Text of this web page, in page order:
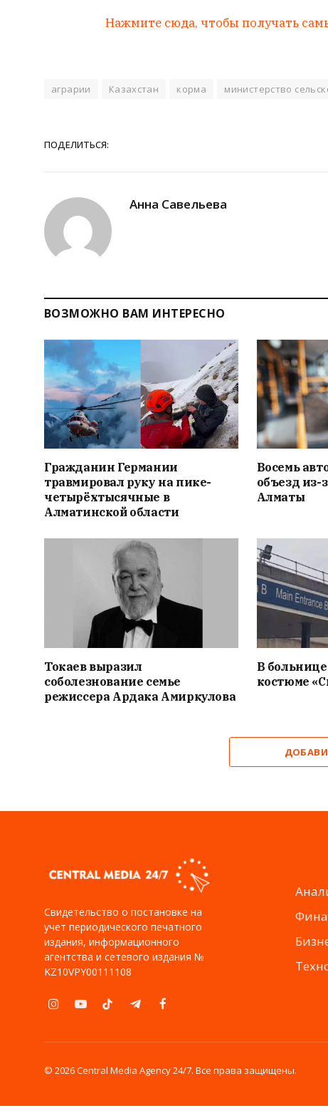
Нажмите сюда, чтобы получать
аграрии Казахстан корма министерство
ПОДЕЛИТЬСЯ:
Анна Савельева
ВОЗМОЖНО ВАМ ИНТЕРЕСНО
Гражданин Германии
травмировал руку на пике-
четырёхтысячные в
Алматинской области
Восемь
объезд из-
Алматы
Токаев выразил
соболезнование семье
режиссера Ардака Амиркулова
В
костюме
Свидетельство о постановке на
учет периодического печатного
издания, информационного
агентства и сетевого издания №
KZ10VPY00111108
InstagramYouTubeTikTokTelegramFacebook
© 2026 Central Media Agency 24/7. Все права защищены.